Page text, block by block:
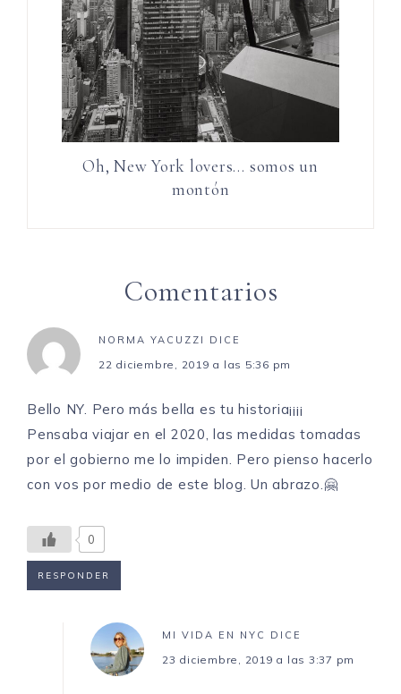
Oh, New York lovers… somos un
montón
Comentarios
NORMA YACUZZI DICE
22 diciembre, 2019 a las 5:36 pm
Bello NY. Pero más bella es tu historia¡¡¡¡
Pensaba viajar en el 2020, las medidas tomadas
por el gobierno me lo impiden. Pero pienso hacerlo
con vos por medio de este blog. Un abrazo.🤗
0
RESPONDER
MI VIDA EN NYC DICE
23 diciembre, 2019 a las 3:37 pm